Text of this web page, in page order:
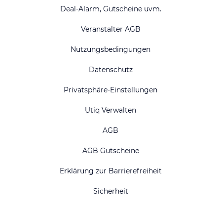
Deal-Alarm, Gutscheine uvm.
Veranstalter AGB
Nutzungsbedingungen
Datenschutz
Privatsphäre-Einstellungen
Utiq Verwalten
AGB
AGB Gutscheine
Erklärung zur Barrierefreiheit
Sicherheit